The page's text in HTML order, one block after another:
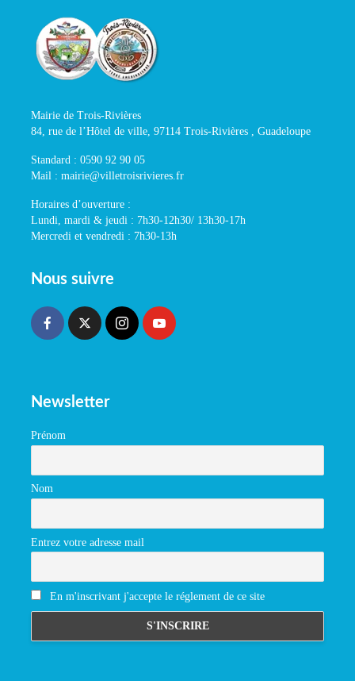
Mairie de Trois-Rivières
84, rue de l’Hôtel de ville, 97114 Trois-Rivières , Guadeloupe
Standard : 0590 92 90 05
Mail : mairie@villetroisrivieres.fr
Horaires d’ouverture :
Lundi, mardi & jeudi : 7h30-12h30/ 13h30-17h
Mercredi et vendredi : 7h30-13h
Nous suivre
Newsletter
Prénom
Nom
Entrez votre adresse mail
En m'inscrivant j'accepte le réglement de ce site